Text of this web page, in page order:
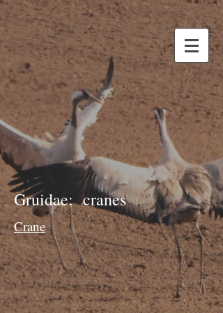
Gruidae: cranes
Crane